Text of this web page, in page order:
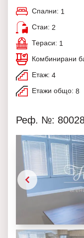
Спални: 1
Стаи: 2
Тераси: 1
Комбинирани
Етаж: 4
Етажи общо: 8
Реф. №: